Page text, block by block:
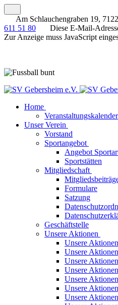
Am Schlauchengraben 19,
611 51 80
Diese E-Mail-
Zur Anzeige muss JavaScript
Home
Veranstaltungskalender
Unser Verein
Vorstand
Sportangebot
Angebot
Sportstätten
Mitgliedschaft
Formulare
Satzung
Geschäftstelle
Unsere Aktionen
Unsere
Unsere
Unsere
Unsere
Unsere
Unsere
Unsere